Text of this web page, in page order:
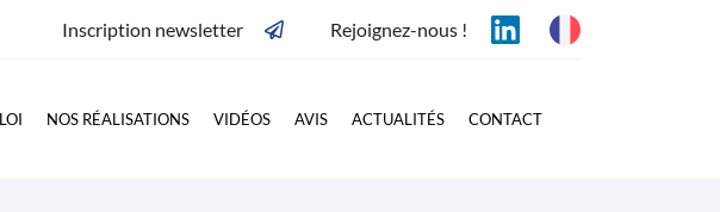
Inscription newsletter Rejoignez-nous !
NOS RÉALISATIONS VIDÉOS AVIS ACTUALITÉS CONTACT